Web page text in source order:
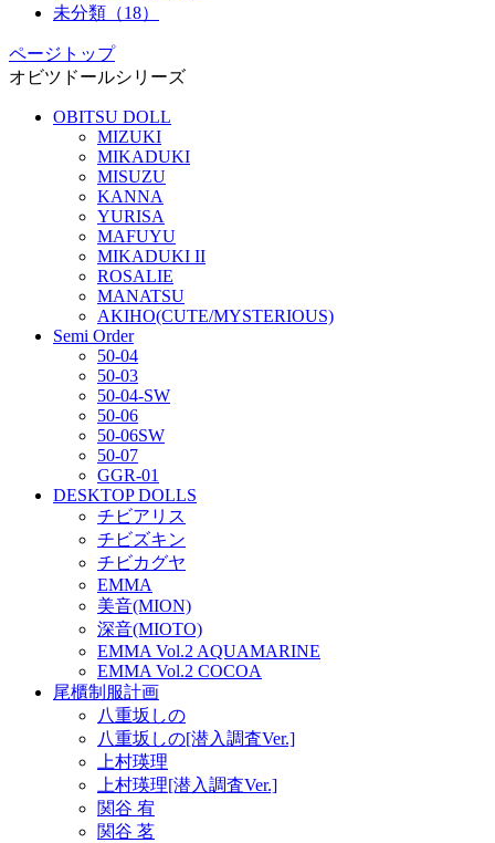
未分類（18）
ページトップ
オビツドールシリーズ
OBITSU DOLL
MIZUKI
MIKADUKI
MISUZU
KANNA
YURISA
MAFUYU
MIKADUKI II
ROSALIE
MANATSU
AKIHO(CUTE/MYSTERIOUS)
Semi Order
50-04
50-03
50-04-SW
50-06
50-06SW
50-07
GGR-01
DESKTOP DOLLS
チビアリス
チビズキン
チビカグヤ
EMMA
美音(MION)
深音(MIOTO)
EMMA Vol.2 AQUAMARINE
EMMA Vol.2 COCOA
尾櫃制服計画
八重坂しの
八重坂しの[潜入調査Ver.]
上村瑛理
上村瑛理[潜入調査Ver.]
関谷 宥
関谷 茗